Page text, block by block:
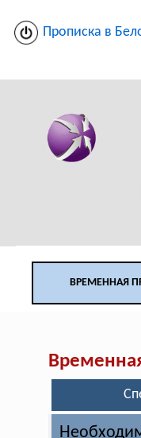
Прописка в
ВРЕМЕННАЯ